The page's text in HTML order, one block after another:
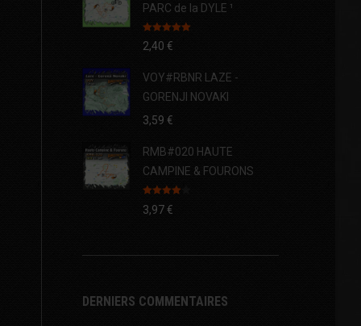
PARC de la DYLE ¹
Note5.00
sur 5
2,40 €
VOY#RBNR LAZE -
GORENJI NOVAKI
3,59 €
RMB#020 HAUTE
CAMPINE & FOURONS
Note4.00
sur 5
3,97€
DERNIERS COMMENTAIRES